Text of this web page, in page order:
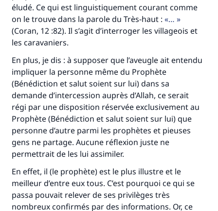
éludé. Ce qui est linguistiquement courant comme
on le trouve dans la parole du Très-haut :
…
(Coran, 12 :82). Il s’agit d’interroger les villageois et
les caravaniers.
En plus, je dis : à supposer que l’aveugle ait entendu
impliquer la personne même du Prophète
(Bénédiction et salut soient sur lui) dans sa
demande d’intercession auprès d’Allah, ce serait
régi par une disposition réservée exclusivement au
Prophète (Bénédiction et salut soient sur lui) que
personne d’autre parmi les prophètes et pieuses
gens ne partage. Aucune réflexion juste ne
permettrait de les lui assimiler.
En effet, il (le prophète) est le plus illustre et le
meilleur d’entre eux tous. C’est pourquoi ce qui se
passa pouvait relever de ses privilèges très
nombreux confirmés par des informations. Or, ce